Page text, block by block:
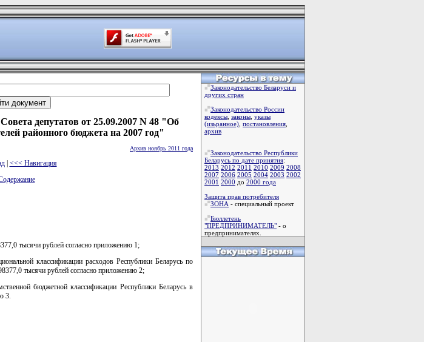
депутатов от 25.09.2007 N 48 "Об
районного бюджета на 2007 год"
Архив ноябрь 2011 года
| <<< Навигация
тысячи рублей согласно приложению 1;
классификации расходов Республики Беларусь по
тысячи рублей согласно приложению 2;
бюджетной классификации Республики Беларусь в
3.
Законодательство Беларуси и
других стран
Законодательство России
кодексы законы указы
(изьранное) постановления
архив
Законодательство Республики
Беларусь по дате принятия:
2013 2012 2011 2010 2009 2008
2007 2006 2005 2004 2003 2002
2001 2000 до 2000 года
Защита прав потребителя
ЗОНА - специальный проект
Бюллетень
"ПРЕДПРИНИМАТЕЛЬ" - о
предпринимателях.